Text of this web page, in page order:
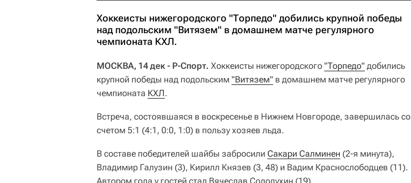
Хоккеисты нижегородского "Торпедо" добились крупной победы
над подольским "Витязем" в домашнем матче регулярного
чемпионата КХЛ.
МОСКВА, 14 дек - Р-Спорт. Хоккеисты нижегородского"Торпедо" добились
крупной победы над подольским "Витязем" в домашнем матче регулярного
чемпионата КХЛ.
Встреча, состоявшаяся в воскресенье в Нижнем Новгороде, завершилась со
счетом 5:1 (4:1, 0:0, 1:0) в пользу хозяев льда.
В составе победителей шайбы забросили Сакари Салминен (2-я минута),
Владимир Галузин (3), Кирилл Князев (3, 48) и Вадим Краснослободцев (11).
Автором гола у гостей стал Вячеслав Солодухин (19).